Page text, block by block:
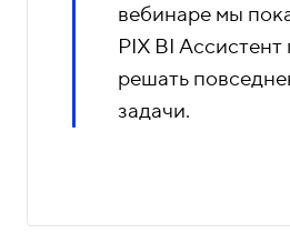
вебинаре мы
PIX BI Ассистент
решать
задачи.